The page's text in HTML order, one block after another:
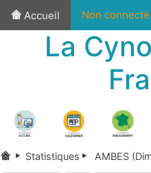
Accueil Non connecté
La
Statistiques AMBES